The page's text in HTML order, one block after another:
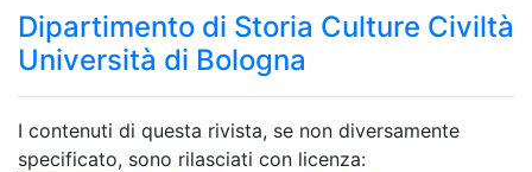
Dipartimento di Storia Culture Civiltà
Università di Bologna
I contenuti di questa rivista, se non diversamente
specificato, sono rilasciati con licenza: